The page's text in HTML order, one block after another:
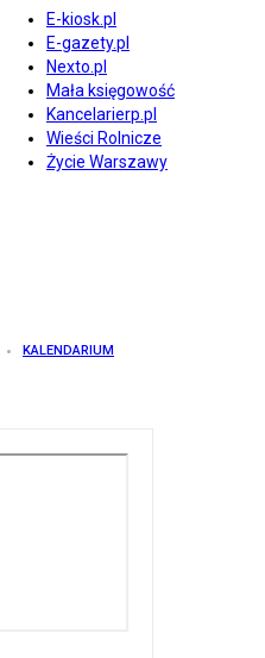
E-kiosk.pl
E-gazety.pl
Nexto.pl
Mała księgowość
Kancelarierp.pl
Wieści Rolnicze
Życie Warszawy
KALENDARIUM